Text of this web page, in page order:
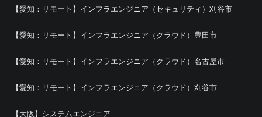
【愛知：リモート】インフラエンジニア（セキュリティ）刈谷市
【愛知：リモート】インフラエンジニア（クラウド）豊田市
【愛知：リモート】インフラエンジニア（クラウド）名古屋市
【愛知：リモート】インフラエンジニア（クラウド）刈谷市
【大阪】システムエンジニア